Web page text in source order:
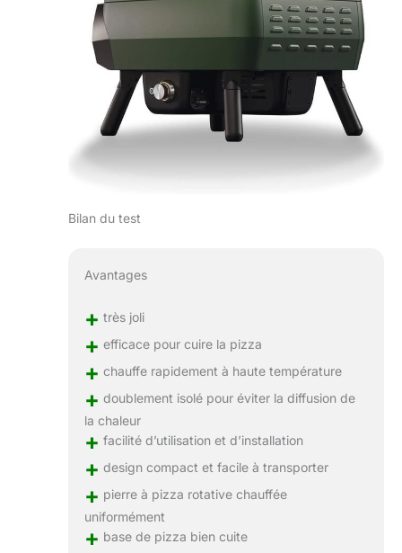
Bilan du test
Avantages
+ très joli
+ efficace pour cuire la pizza
+ chauffe rapidement à haute température
+ doublement isolé pour éviter la diffusion de
la chaleur
+ facilité d’utilisation et d’installation
+ design compact et facile à transporter
+ pierre à pizza rotative chauffée
uniformément
+ base de pizza bien cuite